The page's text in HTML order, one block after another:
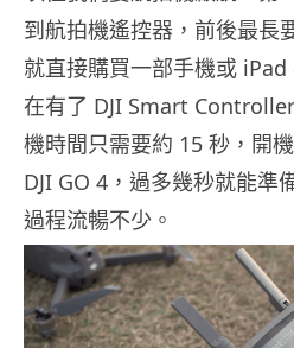
到航拍機遙控器，前後最長
就直接購買一部手機或
在有了 DJI Smart
機時間只需要約 15 秒，開
DJI GO 4，過多幾秒就能準
過程流暢不少。